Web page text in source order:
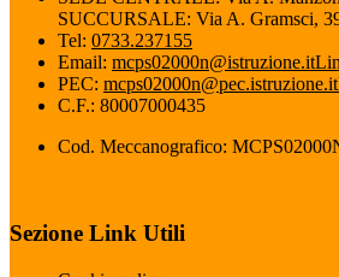
SUCCURSALE: Via A. Gramsci,
Tel: 0733.237155
Email: mcps02000n@istruzione.it
PEC: mcps02000n@pec.istruzione.it
C.F.: 80007000435
Cod. Meccanografico:
Sezione Link Utili